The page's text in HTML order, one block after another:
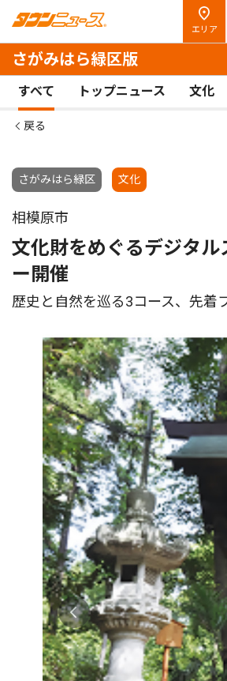
エリア
さがみはら緑区版
すべて トップニュース 文化
戻る
さがみはら緑区 文化
相模原市
文化財をめぐるデジタル
ー開催
歴史と自然を巡る3コース、先着